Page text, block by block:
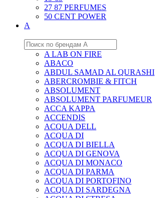
27 87 PERFUMES
50 CENT POWER
A
A LAB ON FIRE
ABACO
ABDUL SAMAD AL QURASHI
ABERCROMBIE & FITCH
ABSOLUMENT
ABSOLUMENT PARFUMEUR
ACCA KAPPA
ACCENDIS
ACQUA DELL
ACQUA DI
ACQUA DI BIELLA
ACQUA DI GENOVA
ACQUA DI MONACO
ACQUA DI PARMA
ACQUA DI PORTOFINO
ACQUA DI SARDEGNA